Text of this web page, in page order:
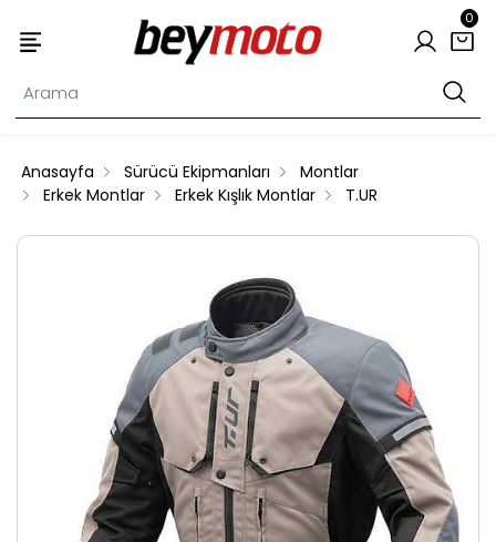
0
Anasayfa Sürücü Ekipmanları
Montlar
Erkek Montlar
Erkek Kışlık Montlar T.UR